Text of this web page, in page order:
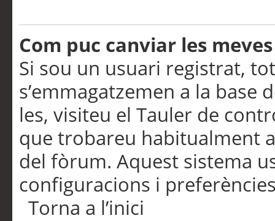
Com puc canviar les
Si sou un usuari registrat,
s’emmagatzemen a la
les, visiteu el Tauler de
que trobareu habitualment
del fòrum. Aquest sistema
configuracions i
Torna a l’inici